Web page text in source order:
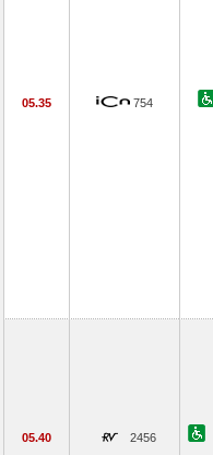
05.35 754
05.40 2456